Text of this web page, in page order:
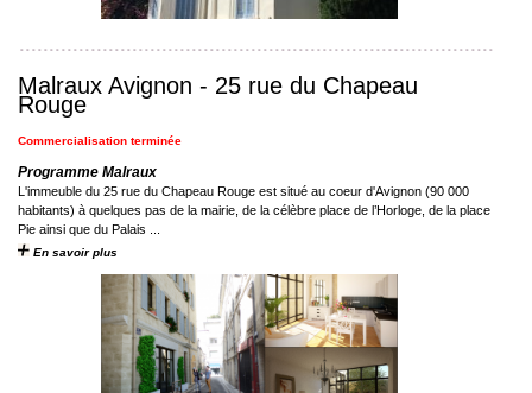
Malraux Avignon - 25 rue du Chapeau
Rouge
Commercialisation terminée
Programme Malraux
L'immeuble du 25 rue du Chapeau Rouge est situé au coeur d'Avignon (90 000
habitants) à quelques pas de la mairie, de la célèbre place de l’Horloge, de la place
Pie ainsi que du Palais ...
En savoir plus